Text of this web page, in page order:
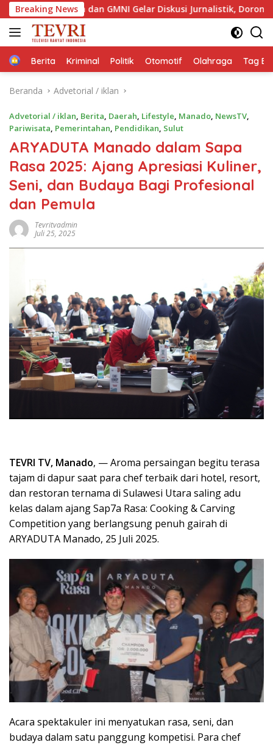
Langsung
ke
konten
Breaking News
dan GMNI Gelar Diskusi Jurnalistik, Dorong Gen Z Kritis
HomeBerita Kriminal Politik Otomotif Olahraga Tag
Beranda Advetorial / iklan
Advetorial / iklan, Berita, Daerah, Lifestyle, Manado, NewsTV,
Pariwisata, Pemerintahan, Pendidikan, Sulut
‎ARYADUTA Manado dalam Sapa
Rasa 2025: Ajang Apresiasi Kuliner,
Seni, dan Budaya Bagi Profesional
dan Pemula‎
Tevritvadmin
Juli 25, 2025
‎TEVRI TV, Manado, — Aroma persaingan begitu terasa
tajam di dapur saat para chef terbaik dari hotel, resort,
dan restoran ternama di Sulawesi Utara saling adu
kelas dalam ajang Sap7a Rasa: Cooking & Carving
Competition yang berlangsung penuh gairah di
ARYADUTA Manado, 25 Juli 2025.
Acara spektakuler ini menyatukan rasa, seni, dan
budaya dalam satu panggung kompetisi. Para chef